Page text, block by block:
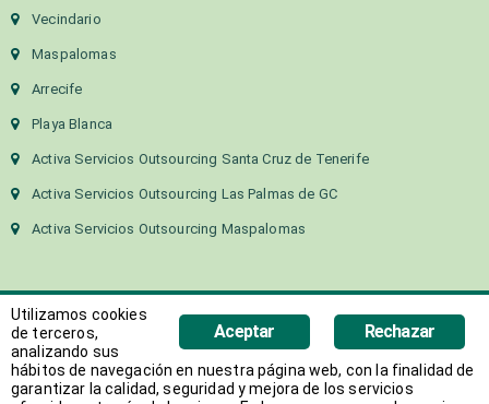
Vecindario
Maspalomas
Arrecife
Playa Blanca
Activa Servicios Outsourcing Santa Cruz de Tenerife
Activa Servicios Outsourcing Las Palmas de GC
Activa Servicios Outsourcing Maspalomas
Copyright 2018 Activa Canarias | Todos los derechos
Rechazar
Aceptar
Utilizamos cookies
de terceros,
analizando sus
hábitos de navegación en nuestra página web, con la finalidad de
garantizar la calidad, seguridad y mejora de los servicios